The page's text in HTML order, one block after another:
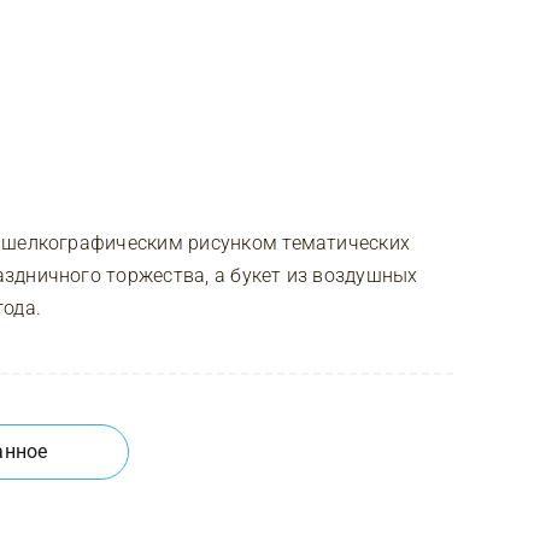
рисунком тематических
торжества, а букет из воздушных